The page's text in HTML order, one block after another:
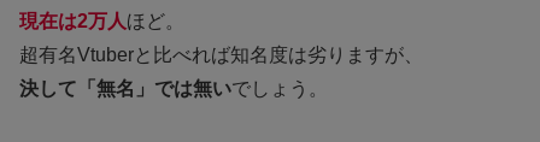
現在は2万人ほど。
超有名Vtuberと比べれば知名度は劣りますが、
決して「無名」では無いでしょう。